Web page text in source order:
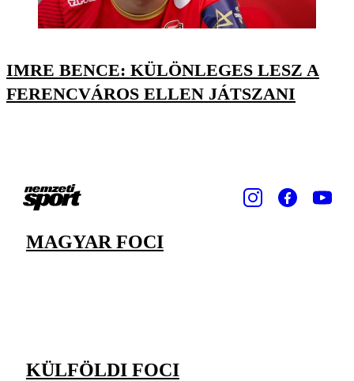
IMRE BENCE: KÜLÖNLEGES LESZ A
FERENCVÁROS ELLEN JÁTSZANI
MAGYAR FOCI
KÜLFÖLDI FOCI